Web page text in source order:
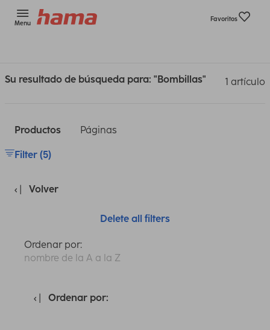
Menu
Favoritos
Su resultado de búsqueda para: "Bombillas" 1 artículo
Productos Páginas
Filter (5)
Volver
Delete all filters
Ordenar por:
nombre de la A a la Z
Ordenar por: